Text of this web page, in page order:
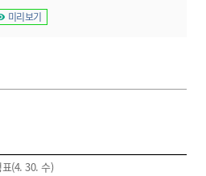
미리보기
(4. 30. 수)